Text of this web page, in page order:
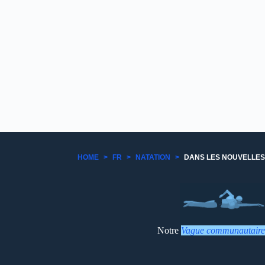
HOME > FR > NATATION > DANS LES NOUVELLES
Notre Vague communautaire